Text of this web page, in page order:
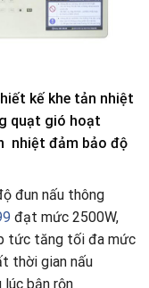
kế khe tản nhiệt
quạt gió hoạt
nhiệt đảm bảo độ
đun nấu thông
đạt mức 2500W,
tức tăng tối đa mức
thời gian nấu
bận rộn